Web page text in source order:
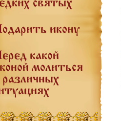
святых
икону
какой
молиться
различных